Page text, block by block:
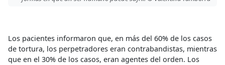
Los pacientes informaron que, en más del 60% de los casos
de tortura, los perpetradores eran contrabandistas, mientras
que en el 30% de los casos, eran agentes del orden. Los